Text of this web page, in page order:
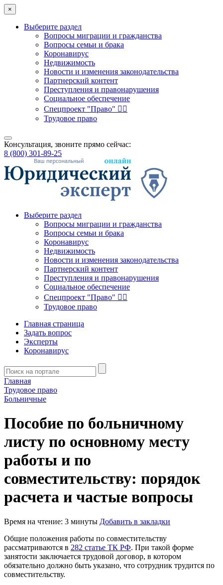
×
Выберите раздел
Вопросы миграции и гражданства
Вопросы семьи и брака
Коронавирус
Недвижимость
Новости и изменения законодательства
Партнерский контент
Преступления и правонарушения
Социальное обеспечение
Спецпроект "Право" 👮‍♂️
Трудовое право
Консультация, звоните прямо сейчас:
8 (800) 301-89-25
Выберите раздел
Вопросы миграции и гражданства
Вопросы семьи и брака
Коронавирус
Недвижимость
Новости и изменения законодательства
Партнерский контент
Преступления и правонарушения
Социальное обеспечение
Спецпроект "Право" 👮‍♂️
Трудовое право
Главная страница
Задать вопрос
Эксперты
Коронавирус
Главная
Трудовое право
Больничные
Пособие по больничному
листу по основному месту
работы и по
совместительству: порядок
расчета и частые вопросы
Время на чтение: 3 минуты Добавить в закладки
Общие положения работы по совместительству
рассматриваются в 282 статье ТК РФ. При такой форме
занятости заключается трудовой договор, в котором
обязательно должно быть указано, что сотрудник трудится по
совместительству.